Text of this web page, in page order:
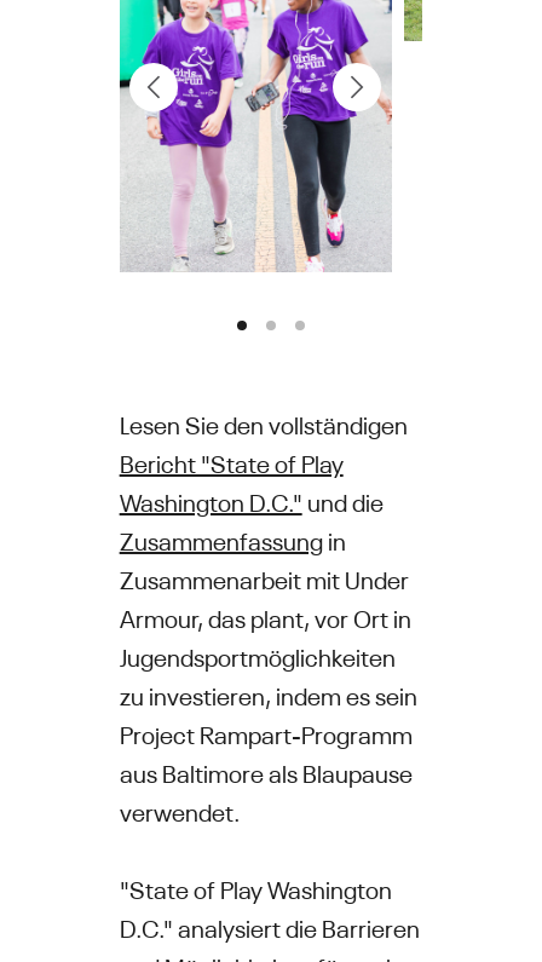
Lesen Sie den vollständigen
Bericht "State of Play
Washington D.C." und die
Zusammenfassungin
Zusammenarbeit mit Under
Armour, das plant, vor Ort in
Jugendsportmöglichkeiten
zu investieren, indem es sein
Project Rampart-Programm
aus Baltimore als Blaupause
verwendet.
"State of Play Washington
D.C." analysiert die Barrieren